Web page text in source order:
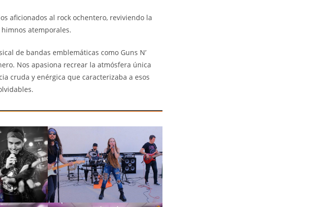
aficionados al rock ochentero, reviviendo la
atemporales.
de bandas emblemáticas como Guns N’
Nos apasiona recrear la atmósfera única
cruda y enérgica que caracterizaba a esos